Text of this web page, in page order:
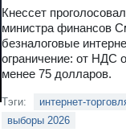
Кнессет
министра финансов
безналоговые
ограничение: от НДС
менее 75 долларов.
Тэги: интернет-
выборы 2026